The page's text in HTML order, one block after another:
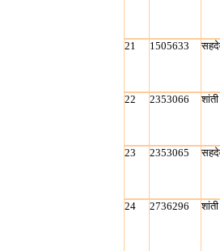
21 1505633
22 2353066 शांती
23 2353065
24 2736296 शांती